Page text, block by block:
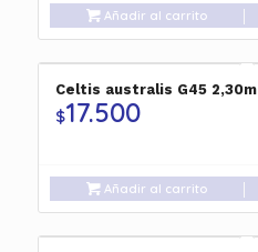
Añadir al carrito
Celtis australis G45 2,30m
$17.500
Añadir al carrito